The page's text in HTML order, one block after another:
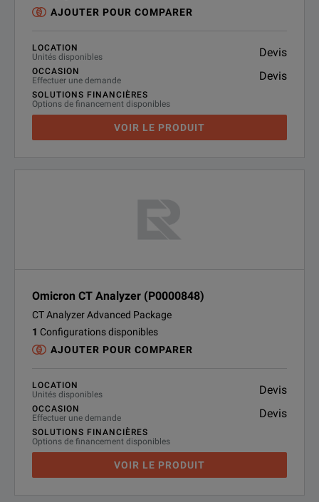
AJOUTER POUR COMPARER
LOCATION
Unités disponibles
Devis
OCCASION
Effectuer une demande
Devis
SOLUTIONS FINANCIÈRES
Options de financement disponibles
VOIR LE PRODUIT
Omicron CT Analyzer (P0000848)
CT Analyzer Advanced Package
1 Configurations disponibles
AJOUTER POUR COMPARER
LOCATION
Unités disponibles
Devis
OCCASION
Effectuer une demande
Devis
SOLUTIONS FINANCIÈRES
Options de financement disponibles
VOIR LE PRODUIT